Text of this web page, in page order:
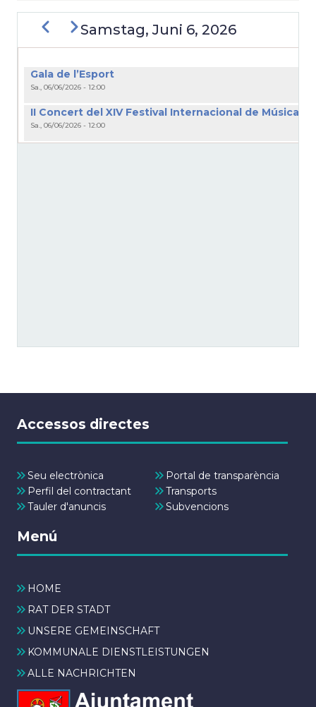
Samstag, Juni 6, 2026
SEITENNUMMERIERUNG
ZurückWeiter
Gala de l’Esport
Sa., 06/06/2026 - 12:00
II Concert del XIV Festival Internacional de Música
Sa., 06/06/2026 - 12:00
Accessos directes
Seu electrònica
Portal de transparència
Perfil del contractant
Transports
Tauler d'anuncis
Subvencions
Menú
HOME
RAT DER STADT
UNSERE GEMEINSCHAFT
KOMMUNALE DIENSTLEISTUNGEN
ALLE NACHRICHTEN